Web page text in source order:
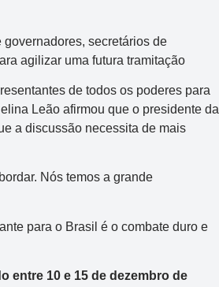
secretários de
agilizar uma futura tramitação
de todos os poderes para
Leão afirmou que o presidente da
a discussão necessita de mais
Nós temos a grande
para o Brasil é o combate duro e
entre 10 e 15 de dezembro de
3041